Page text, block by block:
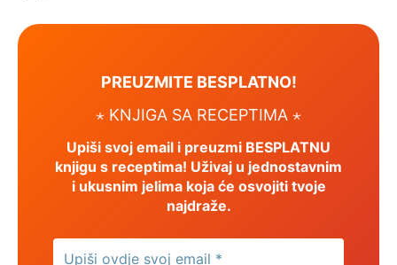
PREUZMITE BESPLATNO!
⋆ KNJIGA SA RECEPTIMA ⋆
Upiši svoj email i preuzmi BESPLATNU
knjigu s receptima! Uživaj u jednostavnim
i ukusnim jelima koja će osvojiti tvoje
najdraže.